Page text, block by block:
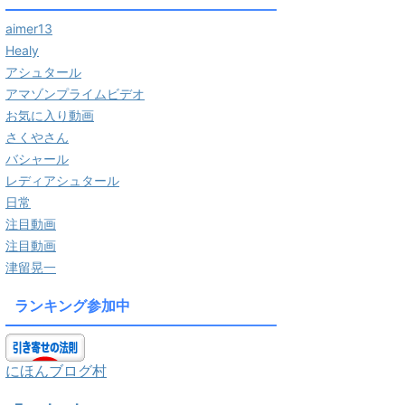
aimer13
Healy
アシュタール
アマゾンプライムビデオ
お気に入り動画
さくやさん
バシャール
レディアシュタール
日常
注目動画
注目動画
津留晃一
ランキング参加中
にほんブログ村